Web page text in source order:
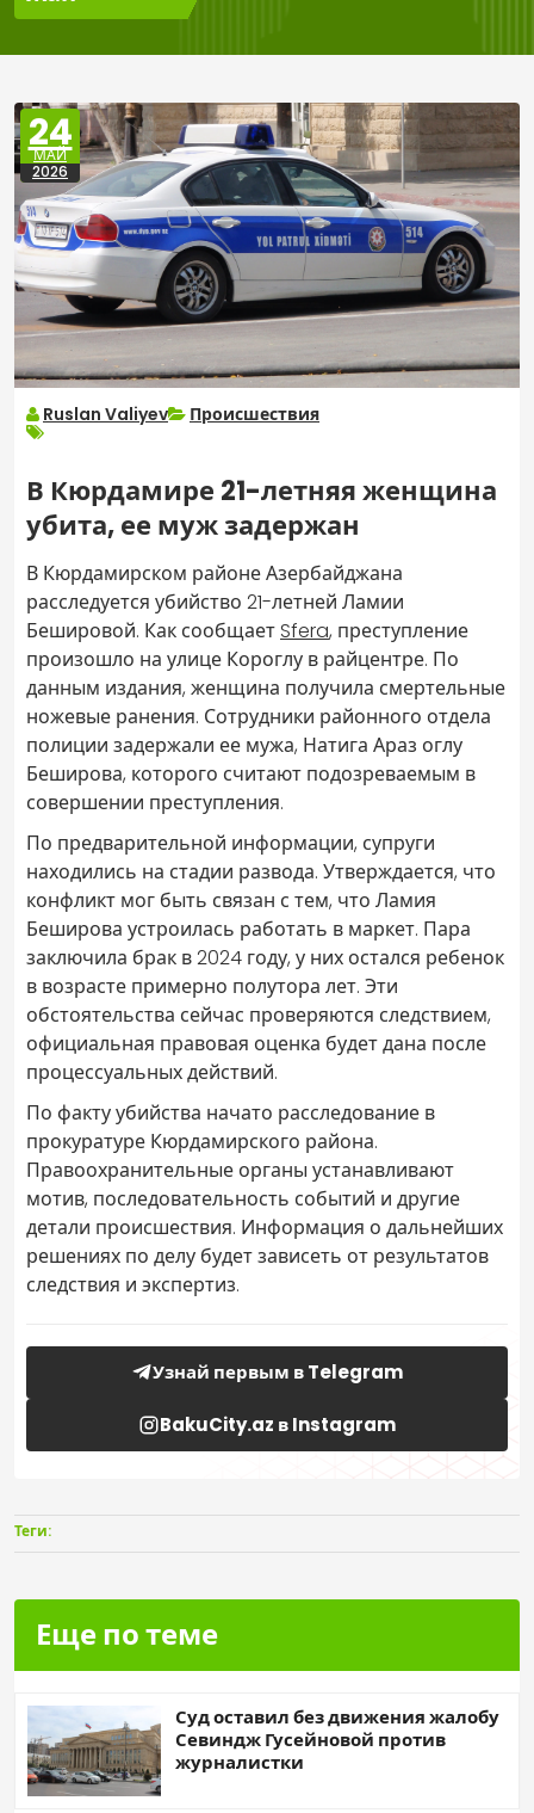
24
МАЙ
2026
Ruslan Valiyev Происшествия
В Кюрдамире 21-летняя женщина
убита, ее муж задержан
В Кюрдамирском районе Азербайджана
расследуется убийство 21-летней Ламии
Бешировой. Как сообщает Sfera, преступление
произошло на улице Короглу в райцентре. По
данным издания, женщина получила смертельные
ножевые ранения. Сотрудники районного отдела
полиции задержали ее мужа, Натига Араз оглу
Беширова, которого считают подозреваемым в
совершении преступления.
По предварительной информации, супруги
находились на стадии развода. Утверждается, что
конфликт мог быть связан с тем, что Ламия
Беширова устроилась работать в маркет. Пара
заключила брак в 2024 году, у них остался ребенок
в возрасте примерно полутора лет. Эти
обстоятельства сейчас проверяются следствием,
официальная правовая оценка будет дана после
процессуальных действий.
По факту убийства начато расследование в
прокуратуре Кюрдамирского района.
Правоохранительные органы устанавливают
мотив, последовательность событий и другие
детали происшествия. Информация о дальнейших
решениях по делу будет зависеть от результатов
следствия и экспертиз.
Узнай первым в Telegram
BakuCity.az в Instagram
Теги:
Еще по теме
Суд оставил без движения жалобу
Севиндж Гусейновой против
журналистки